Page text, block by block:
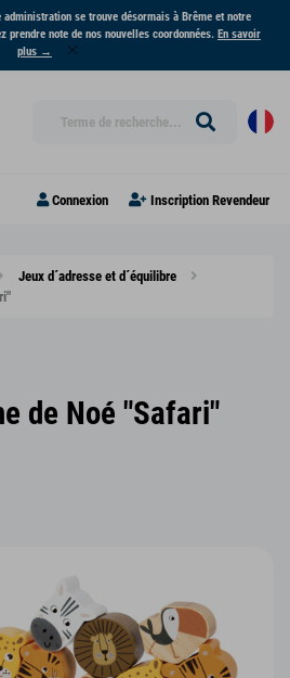
administration se trouve désormais à Brême et notre
prendre note de nos nouvelles coordonnées. En savoir
plus →
Connexion Inscription Revendeur
Jeux d´adresse et d´équilibre
de Noé "Safari"